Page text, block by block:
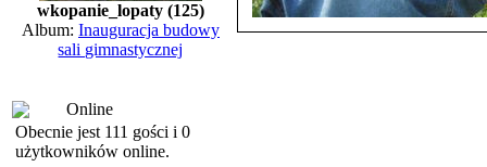
wkopanie_lopaty (125)
Album: Inauguracja budowy
sali gimnastycznej
Online
Obecnie jest 111 gości i 0
użytkowników online.